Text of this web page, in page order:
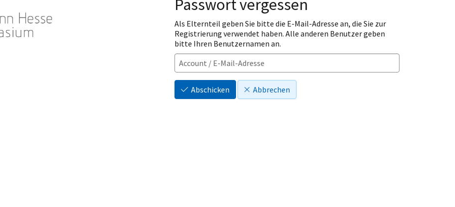
Passwort vergessen
Als Elternteil geben Sie bitte die E-Mail-Adresse an, die Sie zur
Registrierung verwendet haben. Alle anderen Benutzer geben
bitte Ihren Benutzernamen an.
Abschicken Abbrechen